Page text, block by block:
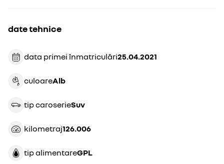
date tehnice
data primei înmatriculări 25.04.2021
culoare alb
tip caroserie suv
kilometraj 126.006
tip alimentare GPL